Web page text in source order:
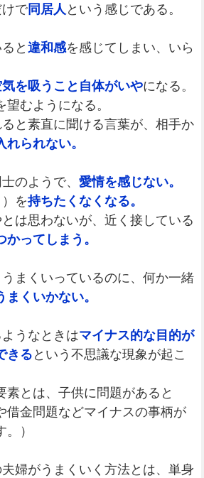
で同居人 という感じである。
と 違和感を感じてしまい、いら
気を吸うこと自体がいやになる。
むようになる。
と素直に聞ける言葉が、相手か
られない。
のようで、 愛情を感じない。
を持ちたくなくなる。
は思わないが、近く接している
かってしまう。
まくいっているのに、何か一緒
まくいかない。
うなときはマイナス的な目的が
きるという不思議な現象が起こ
素とは、子供に問題があると
借金問題などマイナスの事柄が
）
婦がうまくいく方法とは、単身